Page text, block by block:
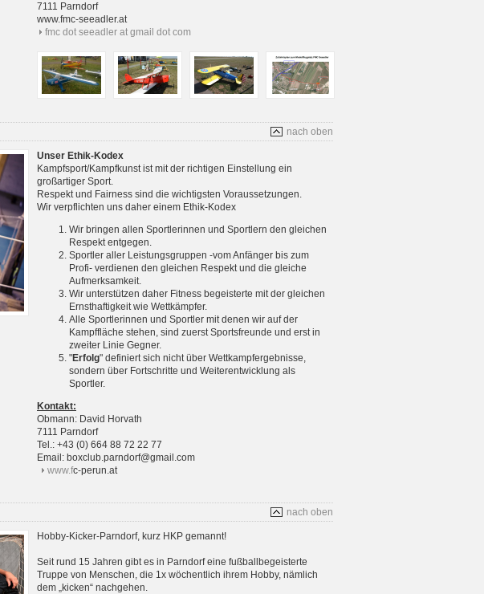
7111 Parndorf
www.fmc-seeadler.at
fmc dot seeadler at gmail dot com
nach oben
Unser Ethik-Kodex
Kampfsport/Kampfkunst ist mit der richtigen Einstellung ein
großartiger Sport.
Respekt und Fairness sind die wichtigsten Voraussetzungen.
Wir verpflichten uns daher einem Ethik-Kodex
Wir bringen allen Sportlerinnen und Sportlern den gleichen
Respekt entgegen.
Sportler aller Leistungsgruppen -vom Anfänger bis zum
Profi- verdienen den gleichen Respekt und die gleiche
Aufmerksamkeit.
Wir unterstützen daher Fitness begeisterte mit der gleichen
Ernsthaftigkeit wie Wettkämpfer.
Alle Sportlerinnen und Sportler mit denen wir auf der
Kampffläche stehen, sind zuerst Sportsfreunde und erst in
zweiter Linie Gegner.
"Erfolg" definiert sich nicht über Wettkampfergebnisse,
sondern über Fortschritte und Weiterentwicklung als
Sportler.
Kontakt:
Obmann: David Horvath
7111 Parndorf
Tel.: +43 (0) 664 88 72 22 77
Email: boxclub.parndorf@gmail.com
www.fc-perun.at
nach oben
Hobby-Kicker-Parndorf, kurz HKP gemannt!
Seit rund 15 Jahren gibt es in Parndorf eine fußballbegeisterte
Truppe von Menschen, die 1x wöchentlich ihrem Hobby, nämlich
dem „kicken“ nachgehen.